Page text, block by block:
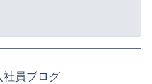
員ブログ